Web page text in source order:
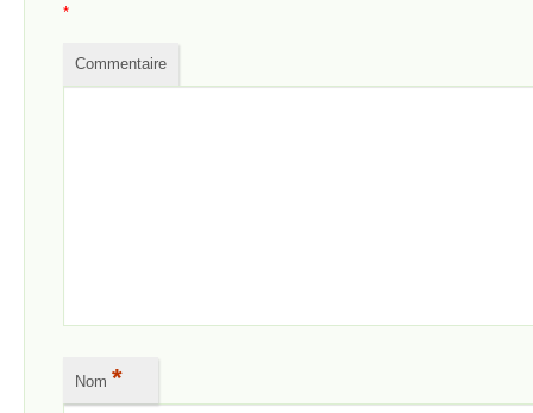
*
Commentaire
Nom *